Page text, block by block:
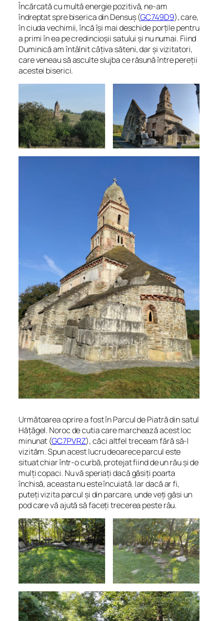
Încărcată cu multă energie pozitivă, ne-am
îndreptat spre biserica din Densuș (GC749D9), care,
în ciuda vechimii, încă își mai deschide porțile pentru
a primi în ea pe credincioșii satului și nu numai. Fiind
Duminică am întâlnit câțiva săteni, dar și vizitatori,
care veneau să asculte slujba ce răsună între pereții
acestei biserici.
Următoarea oprire a fost în Parcul de Piatră din satul
Hățăgel. Noroc de cutia care marchează acest loc
minunat (GC7PVRZ), căci altfel treceam fără să-l
vizităm. Spun acest lucru deoarece parcul este
situat chiar într-o curbă, protejat fiind de un rău și de
mulți copaci. Nu vă speriați dacă găsiți poarta
închisă, aceasta nu este încuiată. Iar dacă ar fi,
puteți vizita parcul și din parcare, unde veți găsi un
pod care vă ajută să faceți trecerea peste râu.